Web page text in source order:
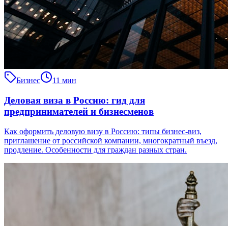
Бизнес 11 мин
Деловая виза в Россию: гид для
предпринимателей и бизнесменов
Как оформить деловую визу в Россию: типы бизнес-виз,
приглашение от российской компании, многократный въезд,
продление. Особенности для граждан разных стран.